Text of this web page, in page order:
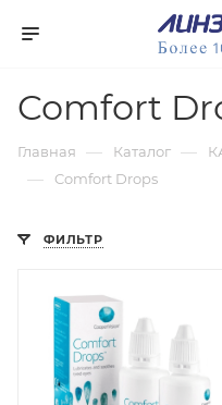
Comfort
Главная — Каталог —
— Comfort Drops
ФИЛЬТР